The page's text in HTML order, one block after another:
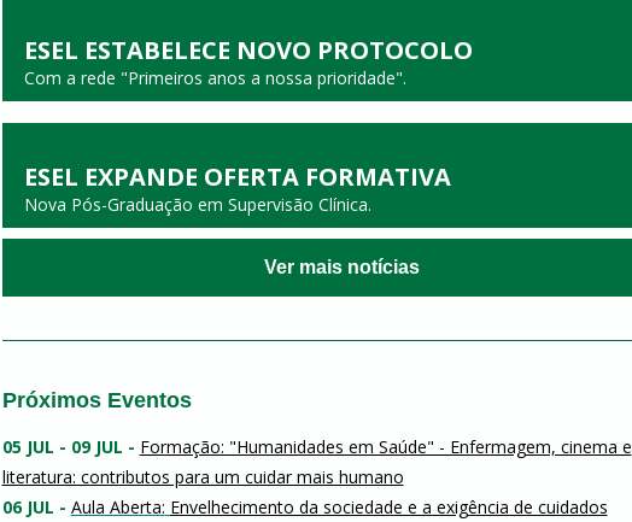
ESEL ESTABELECE NOVO PROTOCOLO
Com a rede "Primeiros anos a nossa prioridade".
ESEL EXPANDE OFERTA FORMATIVA
Nova Pós-Graduação em Supervisão Clínica.
Ver mais notícias
Próximos Eventos
05 JUL - 09 JUL - Formação: "Humanidades em Saúde" - Enfermagem, cinema e
literatura: contributos para um cuidar mais humano
06 JUL - Aula Aberta: Envelhecimento da sociedade e a exigência de cuidados